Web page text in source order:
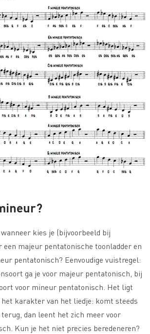
wanneer kies je (bijvoorbeeld bij
een majeur pentatonische toonladder en
pentatonisch? Eenvoudige vuistregel:
ga je voor majeur pentatonisch, bij
voor mineur pentatonisch. Het ligt
karakter van het liedje: komt steeds
dan leent het zich meer voor
Kun je het niet precies beredeneren?